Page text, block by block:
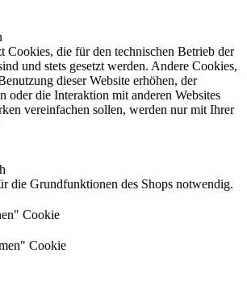
Cookies, die für den technischen Betrieb der
und stets gesetzt werden. Andere Cookies,
dieser Website erhöhen, der
oder die Interaktion mit anderen Websites
vereinfachen sollen, werden nur mit Ihrer
die Grundfunktionen des Shops notwendig.
Cookie
Cookie